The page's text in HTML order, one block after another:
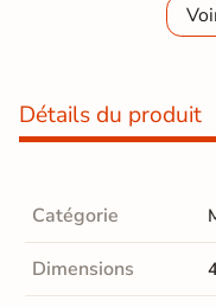
Détails du produit
Catégorie
Dimensions